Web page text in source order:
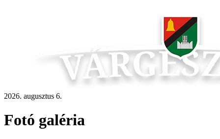
2026. augusztus 6.
Fotó galéria